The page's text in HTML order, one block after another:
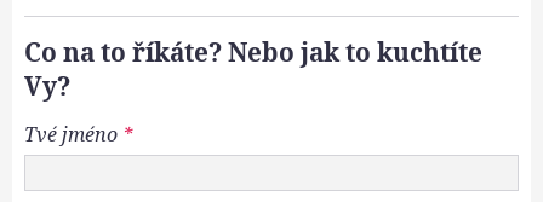
Co na to říkáte? Nebo jak to kuchtíte
Vy?
Tvé jméno *